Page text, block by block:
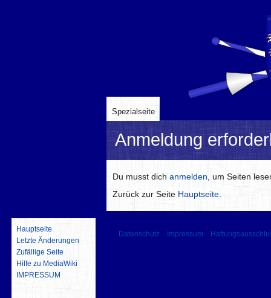
Anmeldung
Zur
Navigation
Zur
Suche
Du musst dich anmelden, um Seiten
Zurück zur Seite Hauptseite.
Spezialseite
Hauptseite
Letzte Änderungen
Zufällige Seite
Hilfe zu MediaWiki
IMPRESSUM
Datenschutz Impressum